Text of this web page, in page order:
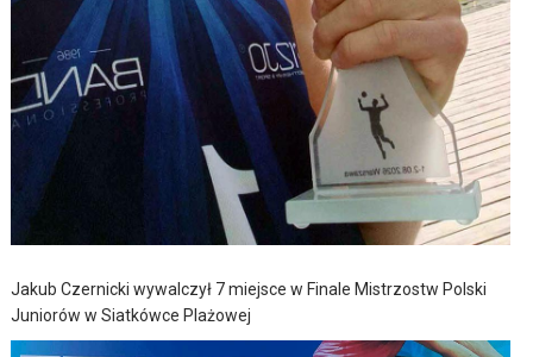
Jakub Czernicki wywalczył 7 miejsce w Finale Mistrzostw Polski
Juniorów w Siatkówce Plażowej